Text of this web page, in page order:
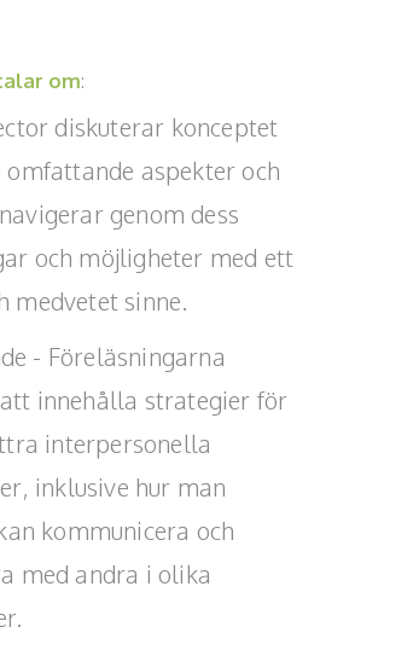
om:
diskuterar konceptet
aspekter och
genom dess
och möjligheter med ett
medvetet sinne.
- Föreläsningarna
innehålla strategier för
interpersonella
inklusive hur man
kommunicera och
med andra i olika